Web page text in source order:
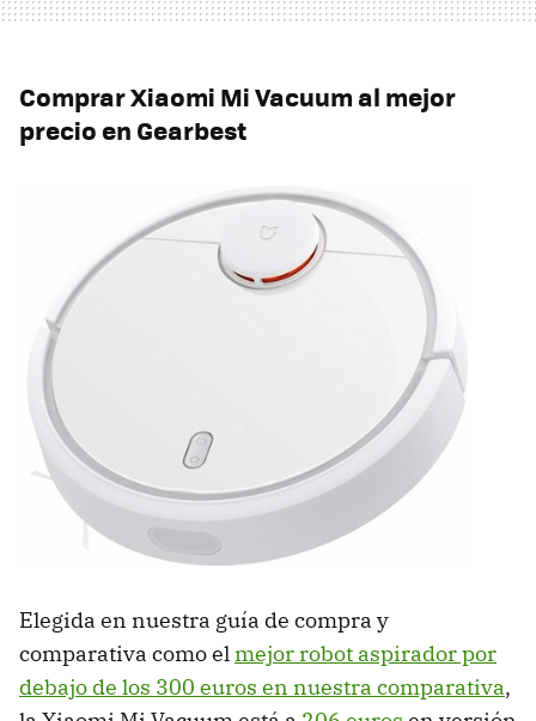
Comprar Xiaomi Mi Vacuum al mejor
precio en Gearbest
Elegida en nuestra guía de compra y
comparativa como elmejor robot aspirador por
debajo de los 300 euros en nuestra comparativa,